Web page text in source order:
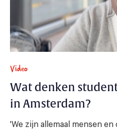
Video
Wat denken
in Amsterdam?
'We zijn allemaal mensen